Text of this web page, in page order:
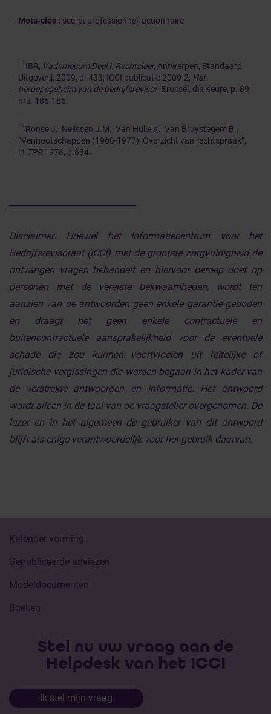
Mots-clés : secret professionnel, actionnaire
IBR, Vademecum Deel I: Rechtsleer, Antwerpen, Standaard
Uitgeverij, 2009, p. 433; ICCI publicatie 2009-2, Het
beroepsgeheim van de bedrijfsrevisor, Brussel, die Keure, p. 89,
nrs. 185-186.
Ronse J., Nelissen J.M., Van Hulle K., Van Bruystegem B.,
“Vennootschappen (1968-1977) Overzicht van rechtspraak”,
in TPR1978, p.834.
Disclaimer: Hoewel het Informatiecentrum voor het
Bedrijfsrevisoraat (ICCI) met de grootste zorgvuldigheid de
ontvangen vragen behandelt en hiervoor beroep doet op
personen met de vereiste bekwaamheden, wordt ten
aanzien van de antwoorden geen enkele garantie geboden
en draagt het geen enkele contractuele en
buitencontractuele aansprakelijkheid voor de eventuele
schade die zou kunnen voortvloeien uit feitelijke of
juridische vergissingen die werden begaan in het kader van
de verstrekte antwoorden en informatie. Het antwoord
wordt alleen in de taal van de vraagsteller overgenomen. De
lezer en in het algemeen de gebruiker van dit antwoord
blijft als enige verantwoordelijk voor het gebruik daarvan.
Kalender vorming
Gepubliceerde adviezen
Modeldocumenten
Boeken
Stel nu uw vraag aan de
Helpdesk van het ICCI
Ik stel mijn vraag